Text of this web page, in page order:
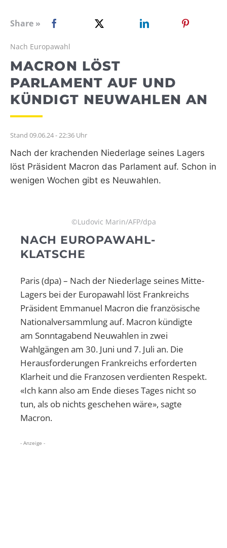
Share »
Nach Europawahl
MACRON LÖST
PARLAMENT AUF UND
KÜNDIGT NEUWAHLEN AN
Stand 09.06.24 - 22:36 Uhr
Nach der krachenden Niederlage seines Lagers
löst Präsident Macron das Parlament auf. Schon in
wenigen Wochen gibt es Neuwahlen.
©Ludovic Marin/AFP/dpa
NACH EUROPAWAHL-
KLATSCHE
Paris (dpa) – Nach der Niederlage seines Mitte-
Lagers bei der Europawahl löst Frankreichs
Präsident Emmanuel Macron die französische
Nationalversammlung auf. Macron kündigte
am Sonntagabend Neuwahlen in zwei
Wahlgängen am 30. Juni und 7. Juli an. Die
Herausforderungen Frankreichs erforderten
Klarheit und die Franzosen verdienten Respekt.
«Ich kann also am Ende dieses Tages nicht so
tun, als ob nichts geschehen wäre», sagte
Macron.
- Anzeige -